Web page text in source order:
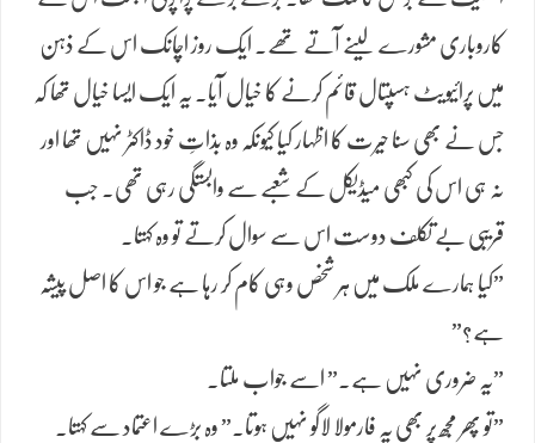
کاروباری مشورے لینے آتے تھے۔ ایک روز اچانک اس کے ذہن
میں پرائیویٹ ہسپتال قائم کرنے کا خیال آیا۔ یہ ایک ایسا خیال تھا کہ
جس نے بھی سنا حیرت کا اظہار کیا کیونکہ وہ بذاتِ خود ڈاکٹر نہیں تھا اور
نہ ہی اس کی کبھی میڈیکل کے شعبے سے وابستگی رہی تھی۔ جب
قریبی بے تکلف دوست اس سے سوال کرتے تو وہ کہتا۔
​”کیا ہمارے ملک میں ہر شخص وہی کام کر رہا ہے جو اس کا اصل پیشہ
ہے؟”
​”یہ ضروری نہیں ہے۔” اسے جواب ملتا۔
​”تو پھر مجھ پر بھی یہ فارمولا لاگو نہیں ہوتا۔” وہ بڑے اعتماد سے کہتا۔